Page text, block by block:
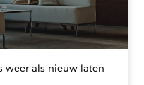
weer als nieuw laten